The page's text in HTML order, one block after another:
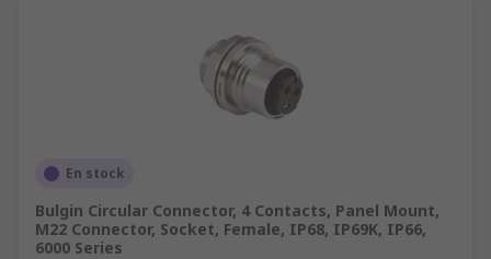
En stock
Bulgin Circular Connector, 4 Contacts, Panel Mount,
M22 Connector, Socket, Female, IP68, IP69K, IP66,
6000 Series